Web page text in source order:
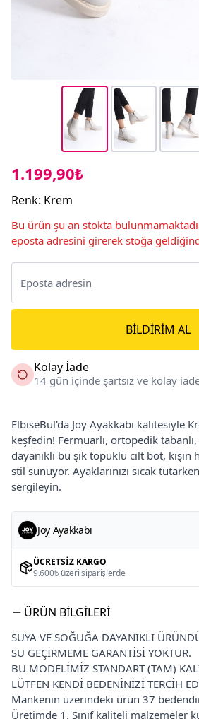
1.199,90₺
Renk: Krem
Bu ürün şu an stokta
eposta adresini girerek stoğa
BILDIRIM AL
Kolay İade
14 gün içinde şartsız ve kolay
ElbiseBul'da Joy Ayakkabı kalitesiyle
keşfedin! Fermuarlı, ortopedik
dayanıklı bu şık topuklu cilt bot,
stil sunuyor. Ayaklarınızı sıcak
sergileyin.
Joy Ayakkabı
ÜCRETSIZ KARGO
9.600₺ üzeri siparişlerde
ÜRÜN BILGILERI
SUYA VE SOĞUĞA DAYANIKLI
SU GEÇİRMEME GARANTİSİ YOKTUR.
BU MODELİMİZ STANDART (TAM)
LÜTFEN KENDİ BEDENİNİZİ TERCİH
Mankenin üzerindeki ürün 37
Üretimde 1. Sınıf kaliteli malzemeler